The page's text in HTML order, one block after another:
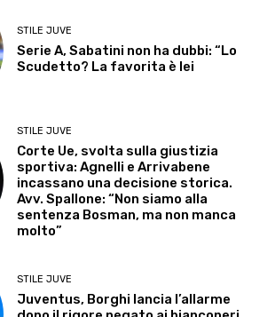
STILE JUVE
Serie A, Sabatini non ha dubbi: “Lo
Scudetto? La favorita è lei
STILE JUVE
Corte Ue, svolta sulla giustizia
sportiva: Agnelli e Arrivabene
incassano una decisione storica.
Avv. Spallone: “Non siamo alla
sentenza Bosman, ma non manca
molto”
STILE JUVE
Juventus, Borghi lancia l’allarme